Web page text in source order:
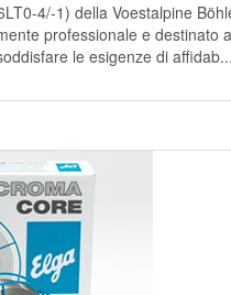
4/-1) della Voestalpine
professionale e destinato
le esigenze di affidab...